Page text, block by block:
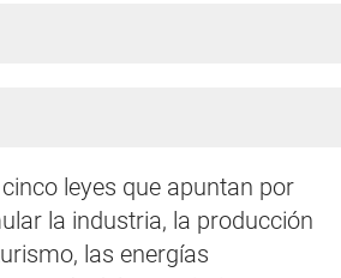
leyes que apuntan por
la industria, la producción
las energías